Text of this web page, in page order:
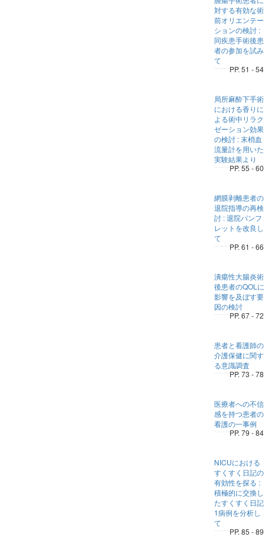
対する有効な術
前オリエンテー
ションの検討 :
同疾患手術後患
者の参加を試み
て
PP. 51 - 54
局所麻酔下手術
における香りに
よる術中リラク
ゼーション効果
の検討 : 末梢血
流量計を用いた
実験結果より
PP. 55 - 60
網膜剥離患者の
退院指導の再検
討 : 退院パンフ
レットを改良し
て
PP. 61 - 66
潰瘍性大腸炎術
後患者のQOLに
影響を及ぼす要
因の検討
PP. 67 - 72
患者と看護師の
介護保健に関す
る意識調査
PP. 73 - 78
医療者への不信
感を持つ患者の
看護の一事例
PP. 79 - 84
NICUにおける
すくすく日記の
有効性を探る :
積極的に交換し
たすくすく日記
1病例を分析し
て
PP. 85 - 89